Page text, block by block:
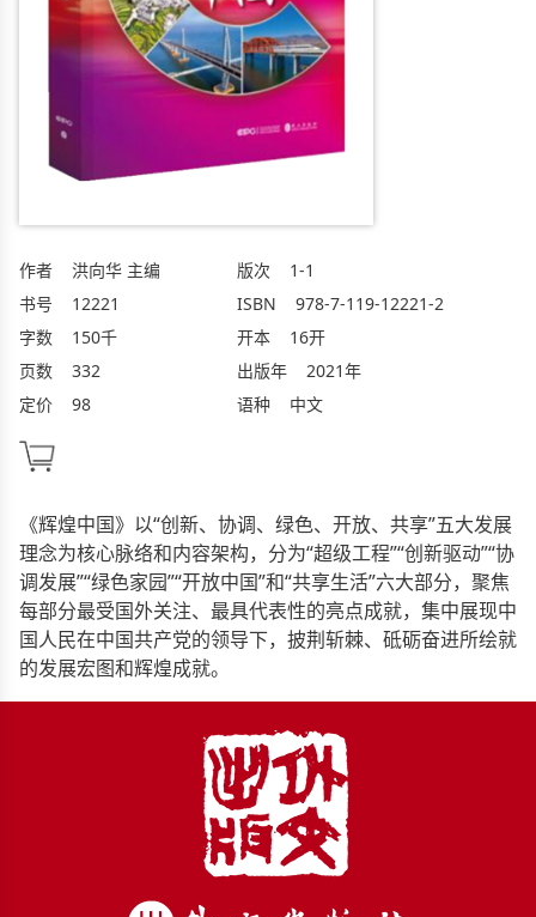
作者
洪向华 主编
书号
12221
字数
150千
页数
332
定价
98
版次
1-1
ISBN
978-7-119-12221-2
开本
16开
出版年
2021年
语种
中文
《辉煌中国》以“创新、协调、绿色、开放、共享”五大发展
理念为核心脉络和内容架构，分为“超级工程”“创新驱动”“协
调发展”“绿色家园”“开放中国”和“共享生活”六大部分，聚焦
每部分最受国外关注、最具代表性的亮点成就，集中展现中
国人民在中国共产党的领导下，披荆斩棘、砥砺奋进所绘就
的发展宏图和辉煌成就。